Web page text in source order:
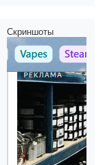
Скриншоты